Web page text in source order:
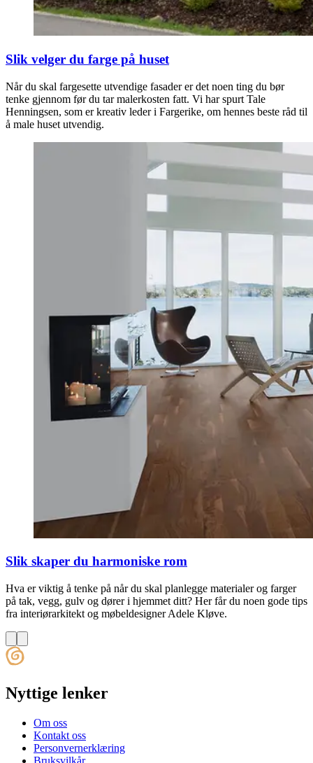
Slik velger du farge på huset
Når du skal fargesette utvendige fasader er det noen ting du bør
tenke gjennom før du tar malerkosten fatt. Vi har spurt Tale
Henningsen, som er kreativ leder i Fargerike, om hennes beste råd til
å male huset utvendig.
Slik skaper du harmoniske rom
Hva er viktig å tenke på når du skal planlegge materialer og farger
på tak, vegg, gulv og dører i hjemmet ditt? Her får du noen gode tips
fra interiørarkitekt og møbeldesigner Adele Kløve.
Nyttige lenker
Om oss
Kontakt oss
Personvernerklæring
Bruksvilkår